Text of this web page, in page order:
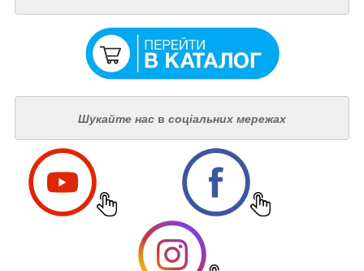
Шукайте нас в соціальних мережах